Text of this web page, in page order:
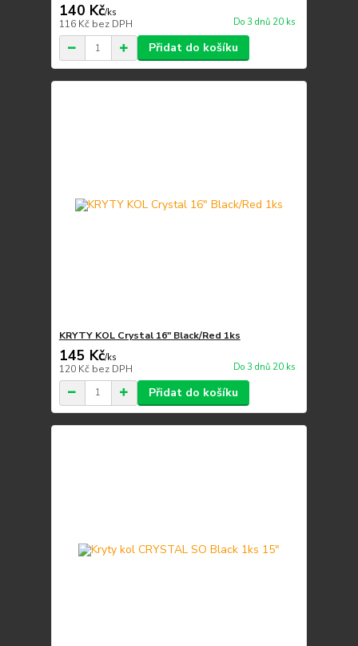
140 Kč/ks
116 Kč bez DPH Do 3 dnů 20 ks
Přidat do košíku
KRYTY KOL Crystal 16" Black/Red 1ks
145 Kč/ks
120 Kč bez DPH Do 3 dnů 20 ks
Přidat do košíku